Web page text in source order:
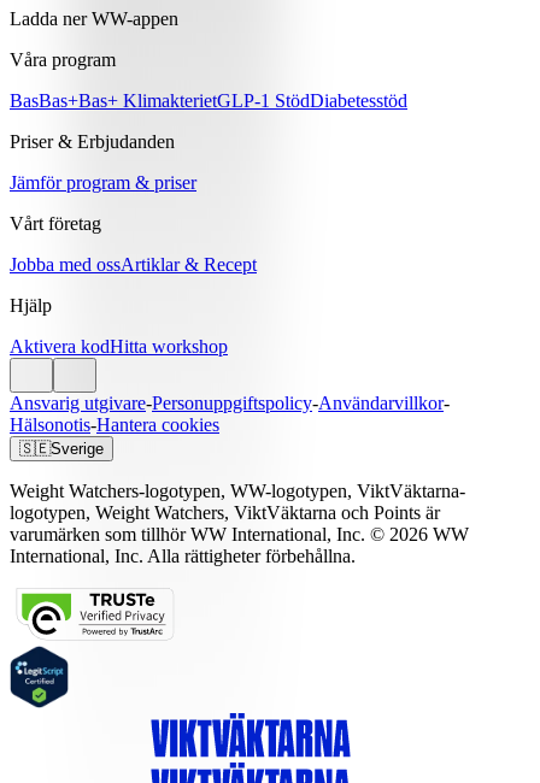
Ladda ner WW-appen
Våra program
BasBas+Bas+ KlimakterietGLP-1 StödDiabetesstöd
Priser & Erbjudanden
Jämför program & priser
Vårt företag
Jobba med ossArtiklar & Recept
Hjälp
Aktivera kodHitta workshop
Ansvarig utgivare-Personuppgiftspolicy-Användarvillkor-
Hälsonotis-Hantera cookies
🇸🇪Sverige
Weight Watchers-logotypen, WW-logotypen, ViktVäktarna-
logotypen, Weight Watchers, ViktVäktarna och Points är
varumärken som tillhör WW International, Inc. © 2026 WW
International, Inc. Alla rättigheter förbehållna.